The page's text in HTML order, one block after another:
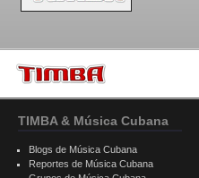
TIMBA & Música Cubana
Blogs de Música Cubana
Reportes de Música Cubana